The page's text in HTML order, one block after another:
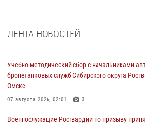
ЛЕНТА НОВОСТЕЙ
Учебно-методический сбор с начальниками
бронетанковых служб Сибирского округа
Омске
07 августа 2026, 02:01 3
Военнослужащие Росгвардии по призыву